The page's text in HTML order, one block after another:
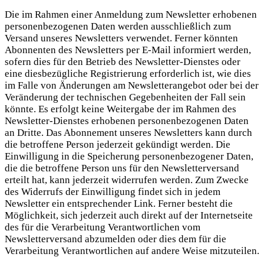
Die im Rahmen einer Anmeldung zum Newsletter erhobenen
personenbezogenen Daten werden ausschließlich zum
Versand unseres Newsletters verwendet. Ferner könnten
Abonnenten des Newsletters per E-Mail informiert werden,
sofern dies für den Betrieb des Newsletter-Dienstes oder
eine diesbezügliche Registrierung erforderlich ist, wie dies
im Falle von Änderungen am Newsletterangebot oder bei der
Veränderung der technischen Gegebenheiten der Fall sein
könnte. Es erfolgt keine Weitergabe der im Rahmen des
Newsletter-Dienstes erhobenen personenbezogenen Daten
an Dritte. Das Abonnement unseres Newsletters kann durch
die betroffene Person jederzeit gekündigt werden. Die
Einwilligung in die Speicherung personenbezogener Daten,
die die betroffene Person uns für den Newsletterversand
erteilt hat, kann jederzeit widerrufen werden. Zum Zwecke
des Widerrufs der Einwilligung findet sich in jedem
Newsletter ein entsprechender Link. Ferner besteht die
Möglichkeit, sich jederzeit auch direkt auf der Internetseite
des für die Verarbeitung Verantwortlichen vom
Newsletterversand abzumelden oder dies dem für die
Verarbeitung Verantwortlichen auf andere Weise mitzuteilen.